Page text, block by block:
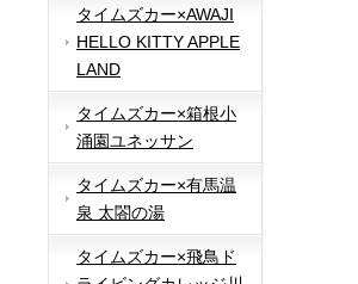
タイムズカー×AWAJI
HELLO KITTY APPLE
LAND
タイムズカー×箱根小
涌園ユネッサン
タイムズカー×有馬温
泉 太閤の湯
タイムズカー×飛鳥ド